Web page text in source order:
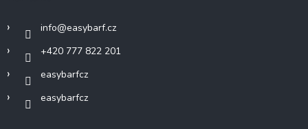
info@easybarf.cz
+420 777 822 201
easybarfcz
easybarfcz